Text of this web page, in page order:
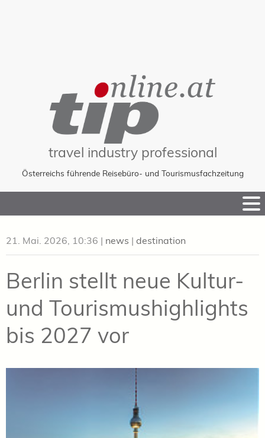
travel industry professional
Österreichs führende Reisebüro- und Tourismusfachzeitung
to
21. Mai. 2026, 10:36 | news | destination
Berlin stellt neue Kultur-
und Tourismushighlights
bis 2027 vor